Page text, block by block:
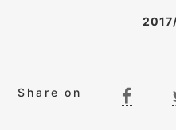
Share on